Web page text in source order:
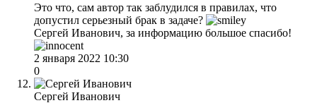
Это что, сам автор так заблудился в правилах, что
допустил серьезный брак в задаче?
Сергей Иванович, за информацию большое спасибо!
2 января 2022 10:30
0
Сергей Иванович